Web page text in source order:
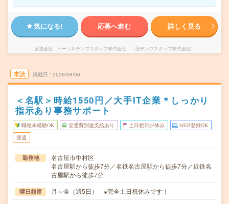
気になる! 応募へ進む 詳しく見る
派遣会社 パーソルテンプスタッフ株式会社 （旧テンプスタッフ株式会社）
未読 掲載日 2026/08/06
＜名駅＞時給1550円／大手IT企業＊しっかり
指示あり事務サポート
職種未経験OK 交通費別途支給あり 土日祝日が休み WEB登録OK
派遣
勤務地
名古屋市中村区
名古屋駅から徒歩7分／名鉄名古屋駅から徒歩7分／近鉄名
古屋駅から徒歩7分
曜日頻度 月～金（週5日） ※完全土日祝休みです！